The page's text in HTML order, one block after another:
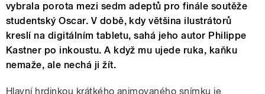
vybrala porota mezi sedm adeptů pro finále soutěže
studentský Oscar. V době, kdy většina ilustrátorů
kreslí na digitálním tabletu, sahá jeho autor Philippe
Kastner po inkoustu. A když mu ujede ruka, kaňku
nemaže, ale nechá ji žít.
Hlavní hrdinkou krátkého animovaného snímku je